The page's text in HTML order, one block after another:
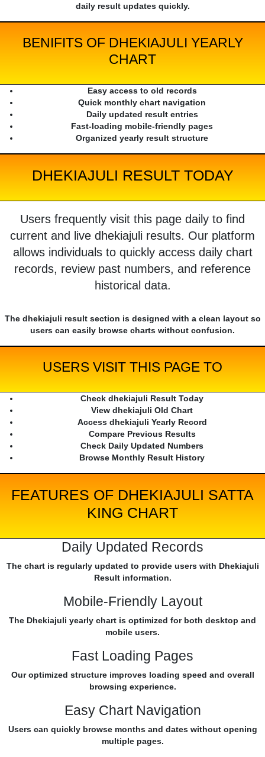
daily result updates quickly.
BENIFITS OF DHEKIAJULI YEARLY
CHART
Easy access to old records
Quick monthly chart navigation
Daily updated result entries
Fast-loading mobile-friendly pages
Organized yearly result structure
DHEKIAJULI RESULT TODAY
Users frequently visit this page daily to find
current and live dhekiajuli results. Our platform
allows individuals to quickly access daily chart
records, review past numbers, and reference
historical data.
The dhekiajuli result section is designed with a clean layout so
users can easily browse charts without confusion.
USERS VISIT THIS PAGE TO
Check dhekiajuli Result Today
View dhekiajuli Old Chart
Access dhekiajuli Yearly Record
Compare Previous Results
Check Daily Updated Numbers
Browse Monthly Result History
FEATURES OF DHEKIAJULI SATTA
KING CHART
Daily Updated Records
The chart is regularly updated to provide users with Dhekiajuli
Result information.
Mobile-Friendly Layout
The Dhekiajuli yearly chart is optimized for both desktop and
mobile users.
Fast Loading Pages
Our optimized structure improves loading speed and overall
browsing experience.
Easy Chart Navigation
Users can quickly browse months and dates without opening
multiple pages.